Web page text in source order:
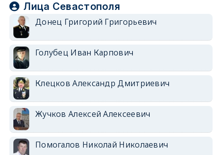
Лица Севастополя
Донец Григорий Григорьевич
Голубец Иван Карпович
Клецков Александр Дмитриевич
Жучков Алексей Алексеевич
Помогалов Николай Николаевич